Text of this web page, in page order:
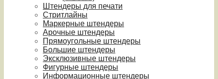
Штендеры для печати
Стритлайны
Маркерные штендеры
Арочные штендеры
Прямоугольные штендеры
Большие штендеры
Эксклюзивные штендеры
Фигурные штендеры
Информационные штендеры